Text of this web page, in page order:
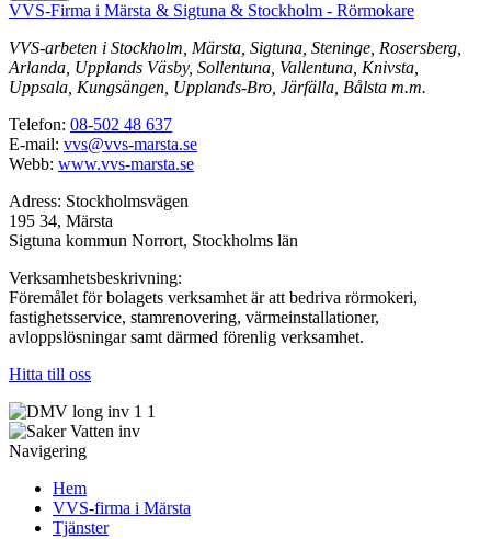
VVS-Firma i Märsta & Sigtuna & Stockholm - Rörmokare
VVS-arbeten i Stockholm, Märsta, Sigtuna, Steninge, Rosersberg,
Arlanda, Upplands Väsby, Sollentuna, Vallentuna, Knivsta,
Uppsala, Kungsängen, Upplands-Bro, Järfälla, Bålsta m.m.
Telefon: 08-502 48 637
E-mail: vvs@vvs-marsta.se
Webb: www.vvs-marsta.se
Adress: Stockholmsvägen
195 34, Märsta
Sigtuna kommun Norrort, Stockholms län
Verksamhetsbeskrivning:
Föremålet för bolagets verksamhet är att bedriva rörmokeri,
fastighetsservice, stamrenovering, värmeinstallationer,
avloppslösningar samt därmed förenlig verksamhet.
Hitta till oss
Navigering
Hem
VVS-firma i Märsta
Tjänster